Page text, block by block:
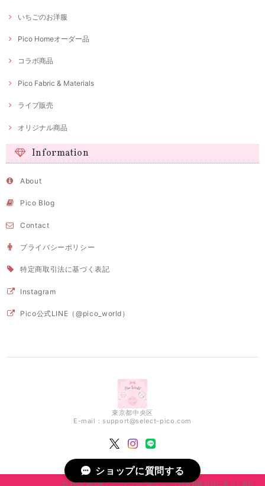
いちごのお洋服
Pico Homeオーダー品
コラボ商品
Pico Fabric & Materials
ライブ販売
オリジナル商品
Information
About
Pico Blog
Contact
プライバシーポリシー
特定商取引法に基づく表記
Instagram
Pico公式LINE（@pico_world）
東京都中央区
E-mail： support@select-pico.com
Pico World |プライバシーポリシー|特定商取引法に基づく表記
ショップに質問する